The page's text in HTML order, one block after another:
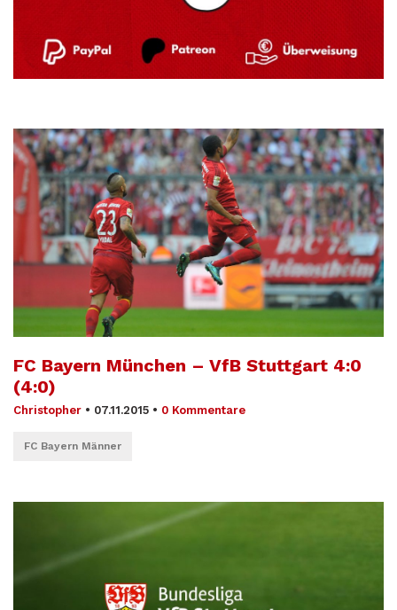
FC Bayern München – VfB Stuttgart 4:0
(4:0)
Christopher • 07.11.2015 • 0 Kommentare
FC Bayern Männer